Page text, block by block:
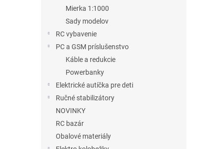
Mierka 1:1000
Sady modelov
RC vybavenie
PC a GSM príslušenstvo
Káble a redukcie
Powerbanky
Elektrické autíčka pre deti
Ručné stabilizátory
NOVINKY
RC bazár
Obalové materiály